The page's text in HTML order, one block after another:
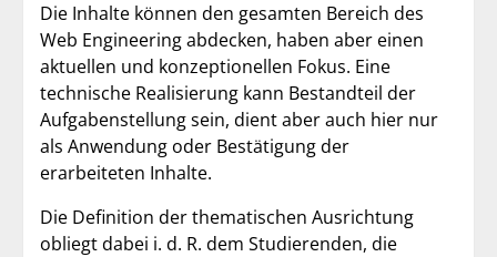
Die Inhalte können den gesamten Bereich des
Web Engineering abdecken, haben aber einen
aktuellen und konzeptionellen Fokus. Eine
technische Realisierung kann Bestandteil der
Aufgabenstellung sein, dient aber auch hier nur
als Anwendung oder Bestätigung der
erarbeiteten Inhalte.
Die Definition der thematischen Ausrichtung
obliegt dabei i. d. R. dem Studierenden, die